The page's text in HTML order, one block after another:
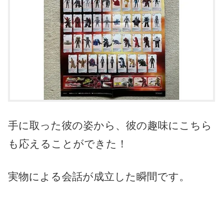
手に取った彼の姿から、彼の趣味にこちら
も応えることができた！
実物による会話が成立した瞬間です。